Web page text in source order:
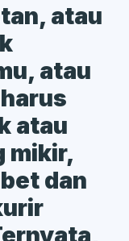
atau
atau
atau
mikir,
dan